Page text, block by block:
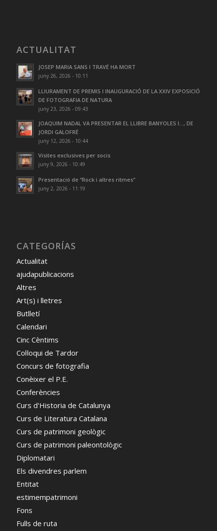
ACTUALITAT
JOSEP MARIA SANS I TRAVÉ HA MORT
juny 26, 2026 - 10:11
LLIURAMENT DE PREMIS I INAUGURACIÓ DE LA XXIV EXPOSICIÓ
DE FOTOGRAFIA DE NATURA
juny 23, 2026 - 09:43
JOAQUIM NADAL VA PRESENTAR EL LLIBRE BANYOLES I…, DE
JORDI GALOFRÉ
juny 12, 2026 - 10:44
Visites exclusives per socis
juny 9, 2026 - 10:49
Presentació de “Rock i altres ritmes”
juny 2, 2026 - 11:19
CATEGORÍAS
Actualitat
ajudapublicacions
Altres
Art(s) i lletres
Butlletí
Calendari
Cinc Cèntims
Col·loqui de Tardor
Concurs de fotografia
Conèixer el P.E.
Conferències
Curs d'Historia de Catalunya
Curs de Literatura Catalana
Curs de patrimoni geològic
Curs de patrimoni paleontològic
Diplomatari
Els divendres parlem
Entitat
estimempatrimoni
Fons
Fulls de ruta